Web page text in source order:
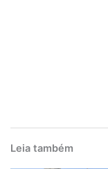
Leia também